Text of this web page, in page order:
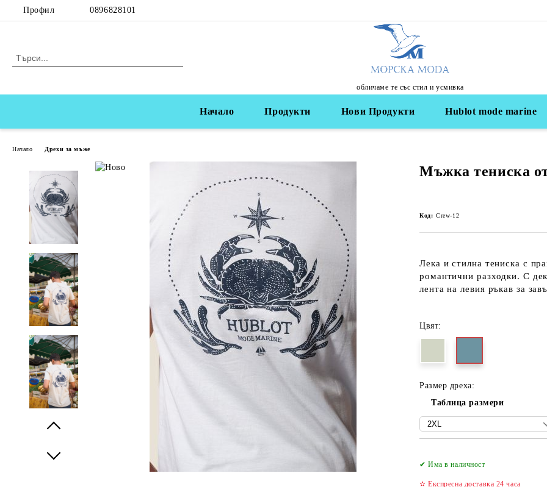
Профил 0896828101
обличаме те със стил и усмивка
Начало Продукти Нови Продукти Hublot mode marine
Начало Дрехи за мъже
Мъжка тениска
Код: Crew-12
Лека и стилна тениска с
романтични разходки. С
лента на левия ръкав за
Цвят:
Размер дреха:
Таблица размери
✔ Има в наличност
✫ Експресна доставка 24 часа